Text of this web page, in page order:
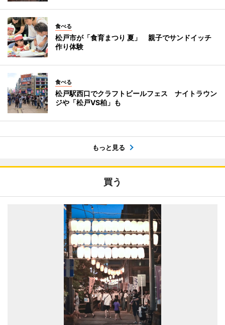
食べる
松戸市が「食育まつり 夏」 親子でサンドイッチ
作り体験
食べる
松戸駅西口でクラフトビールフェス ナイトラウン
ジや「松戸VS柏」も
もっと見る
買う